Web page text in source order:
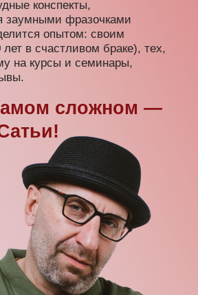
вы точно будете
с ней построить
мужчину,
на всяких …
если всю жизнь
никчемности?
личностей,
САМА!»
делать
—
жизнь